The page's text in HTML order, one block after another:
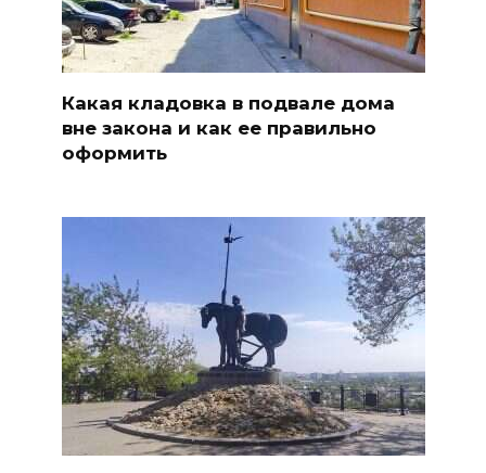
Какая кладовка в подвале дома
вне закона и как ее правильно
оформить